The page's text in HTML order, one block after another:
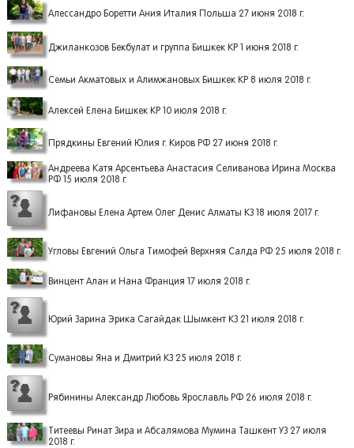
Алессандро Боретти Ания Италия Польша 27 июня 2018 г.
Джиланкозов Бекбулат и группа Бишкек КР 1 июня 2018 г.
Семьи Акматовых и Алимжановых Бишкек КР 8 июля 2018 г.
Алексей Елена Бишкек КР 10 июля 2018 г.
Прядкины Евгений Юлия г. Киров РФ 27 июня 2018 г.
Андреева Катя Арсентьева Анастасия Селиванова Ирина Москва
РФ 15 июля 2018 г.
Лифановы Елена Артем Олег Денис Алматы КЗ 18 июля 2017 г.
Угловы Евгений Ольга Тимофей Верхняя Салда РФ 25 июля 2018 г.
Винцент Алан и Нана Франция 17 июля 2018 г.
Юрий Зарина Эрика Сагайдак Шымкент КЗ 21 июля 2018 г.
Сумановы Яна и Дмитрий КЗ 25 июля 2018 г.
Рябинины Александр Любовь Ярославль РФ 26 июля 2018 г.
Титеевы Ринат Зира и Абсалямова Мумина Ташкент УЗ 27 июля
2018 г.